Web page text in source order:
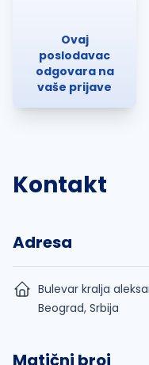
Ovaj
poslodavac
odgovara na
vaše prijave
Kontakt
Adresa
Bulevar kralja
Beograd, Srbija
Matični broj